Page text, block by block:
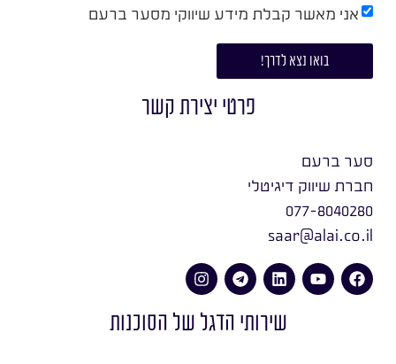
אני מאשר קבלת מידע שיווקי מסער ברעם
בואו נצא לדרך!
פרטי יצירת קשר
סער ברעם
חברת שיווק דיגיטלי
077-8040280
saar@alai.co.il
שירותי הדגל של הסוכנות